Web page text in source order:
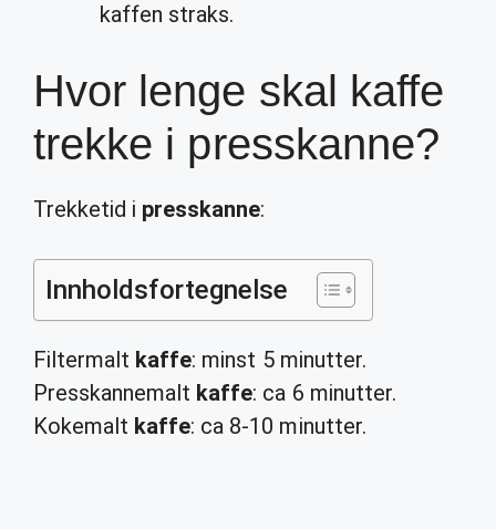
kaffen straks.
Hvor lenge skal kaffe
trekke i presskanne?
Trekketid i presskanne:
Innholdsfortegnelse
Filtermalt kaffe: minst 5 minutter.
Presskannemalt kaffe: ca 6 minutter.
Kokemalt kaffe: ca 8-10 minutter.